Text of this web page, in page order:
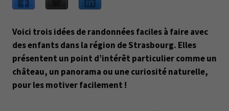
Voici trois idées de randonnées faciles à faire avec
des enfants dans la région de Strasbourg. Elles
présentent un point d’intérêt particulier comme un
château, un panorama ou une curiosité naturelle,
pour les motiver facilement !